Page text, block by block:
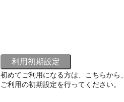
初めてご利用になる方は、こちらから、
ご利用の初期設定を行ってください。